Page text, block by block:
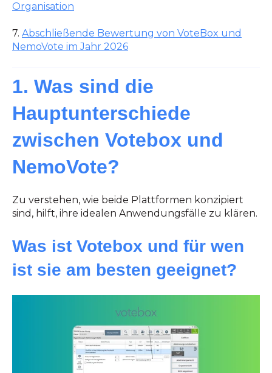
Organisation
7. Abschließende Bewertung von VoteBox und
NemoVote im Jahr 2026
1. Was sind die
Hauptunterschiede
zwischen Votebox und
NemoVote?
Zu verstehen, wie beide Plattformen konzipiert
sind, hilft, ihre idealen Anwendungsfälle zu klären.
Was ist Votebox und für wen
ist sie am besten geeignet?